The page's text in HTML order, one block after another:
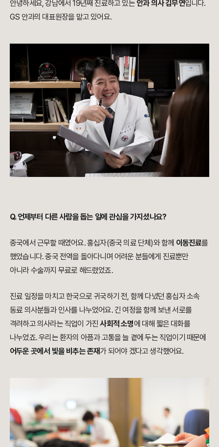
안녕하세요, 강남에서 19년째 진료하고 있는 안과 의사 김무연입니다.
GS 안과의 대표원장을 맡고 있어요.
Q. 언제부터 다른 사람을 돕는 일에 관심을 가지셨나요?
중국에서 근무할 때였어요. 홍십자(중국 의료 단체)와 함께 이동진료를
했었습니다. 중국 전역을 돌아다니며 어려운 분들에게 진료뿐만
아니라 수술까지 무료로 해드렸었죠.
진료 일정을 마치고 한국으로 귀국하기 전, 함께 다녔던 홍십자 소속
동료 의사분들과 인사를 나누었어요. 긴 여정을 함께 보낸 서로를
격려하고 의사라는 직업이 가진사회적 소명에 대해 짧은 대화를
나누었죠. 우리는 환자의 아픔과 고통을 늘 곁에 두는 직업이기 때문에
어두운 곳에서 빛을 비추는 존재가 되어야 겠다고 생각했어요.